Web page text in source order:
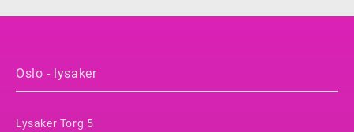
Oslo - lysaker
Lysaker Torg 5